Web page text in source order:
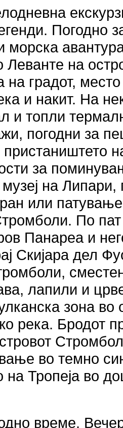
Погодно
морска
Леванте на
на градот,
и накит. На
и топли
погодни за
за
на Липари,
или
По
Панареа и
Скијара дел
лапили и
зона
река. Бродот
во темно
на Тропеја во
време.